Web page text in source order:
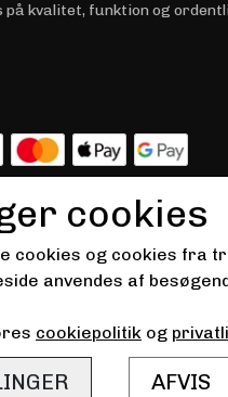
på kvalitet, funktion og
cookies
cookies og cookies fra
anvendes af
cookiepolitik og
AFVIS